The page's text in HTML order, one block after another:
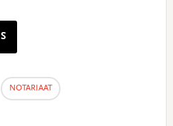
NOTARIAAT